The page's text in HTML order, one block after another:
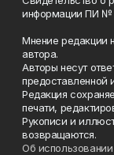
информации ПИ №
Мнение редакции
автора.
Авторы несут
предоставленной
Редакция
печати,
Рукописи и
возвращаются.
Об